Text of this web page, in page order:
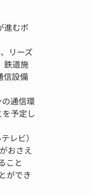
進むボ
リーズ
鉄道施
信設備
通信環
予定し
レビ）
おさえ
こと
ができ